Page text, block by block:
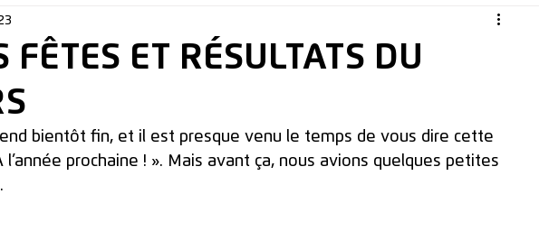
FÊTES ET RÉSULTATS DU
bientôt fin, et il est presque venu le temps de vous dire cette
l’année prochaine ! ». Mais avant ça, nous avions quelques petites